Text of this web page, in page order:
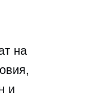
на
и